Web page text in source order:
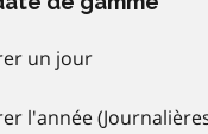
un jour
l'année